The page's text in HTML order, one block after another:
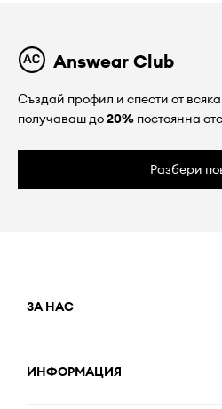
Answear Club
Създай профил и спести от
получаваш до20% постоянна
Разбери
ЗА НАС
ИНФОРМАЦИЯ